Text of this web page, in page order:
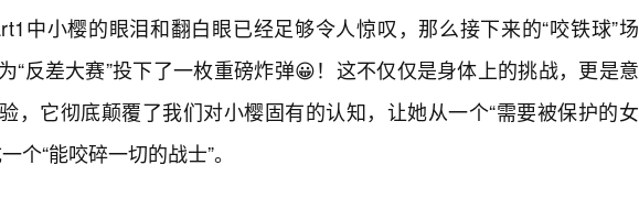
中小樱的眼泪和翻白眼已经足够令人惊叹，那么接下来的“咬铁球”场
“反差大赛”投下了一枚重磅炸弹😀！这不仅仅是身体上的挑战，更是意
，它彻底颠覆了我们对小樱固有的认知，让她从一个“需要被保护的女
个“能咬碎一切的战士”。